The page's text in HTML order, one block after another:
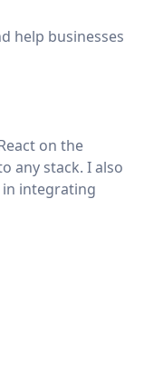
help businesses
on the
any stack. I also
in integrating